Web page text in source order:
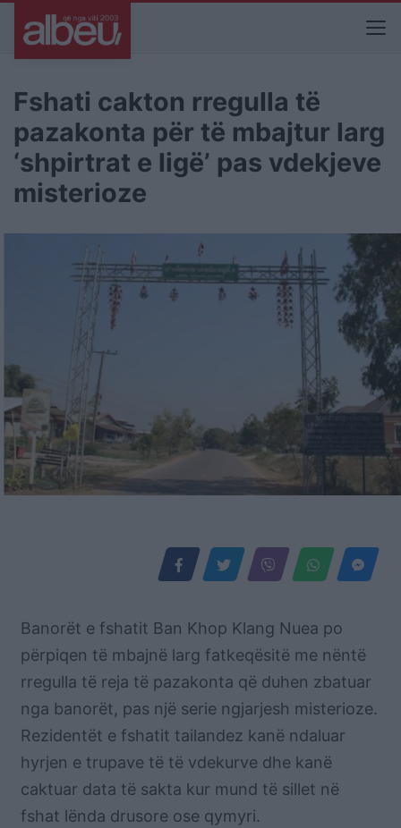
Fshati cakton rregulla të
pazakonta për të mbajtur larg
‘shpirtrat e ligë’ pas vdekjeve
misterioze
Banorët e fshatit Ban Khop Klang Nuea po
përpiqen të mbajnë larg fatkeqësitë me nëntë
rregulla të reja të pazakonta që duhen zbatuar
nga banorët, pas një serie ngjarjesh misterioze.
Rezidentët e fshatit tailandez kanë ndaluar
hyrjen e trupave të të vdekurve dhe kanë
caktuar data të sakta kur mund të sillet në
fshat lënda drusore ose qymyri.